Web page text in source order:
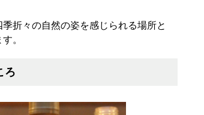
折々の自然の姿を感じられる場所と
。
ろ